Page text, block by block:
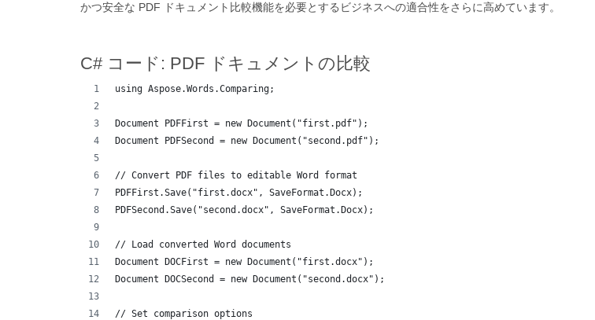
かつ安全な PDF ドキュメント比較機能を必要とするビジネスへの適合性をさらに高めています。
C# コード: PDF ドキュメントの比較
using Aspose.Words.Comparing;
Document PDFFirst = new Document("first.pdf");
Document PDFSecond = new Document("second.pdf");
// Convert PDF files to editable Word format
PDFFirst.Save("first.docx", SaveFormat.Docx);
PDFSecond.Save("second.docx", SaveFormat.Docx);
// Load converted Word documents
Document DOCFirst = new Document("first.docx");
Document DOCSecond = new Document("second.docx");
// Set comparison options